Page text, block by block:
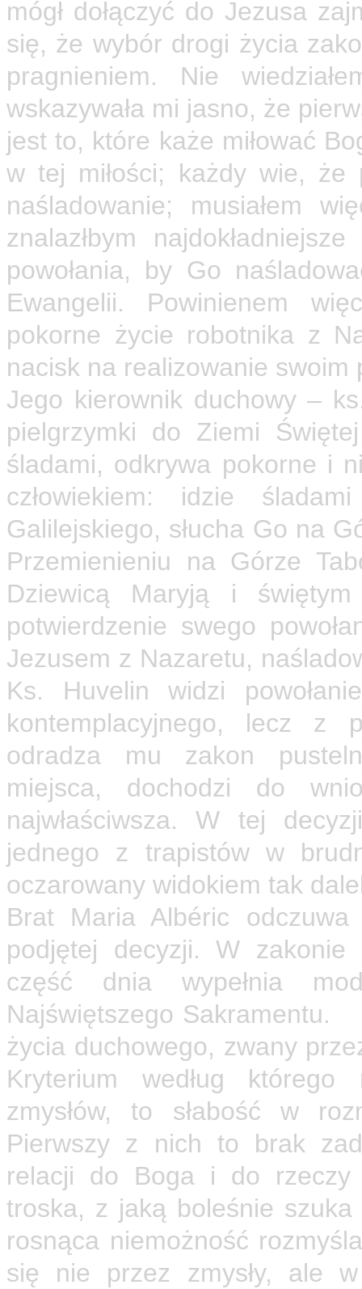
mógł dołączyć do Jezusa
się, że wybór drogi życia
pragnieniem. Nie
wskazywała mi jasno, że
jest to, które każe miłować
w tej miłości; każdy wie, że
naśladowanie; musiałem
znalazłbym
powołania, by Go
Ewangelii. Powinienem
pokorne życie robotnika z
nacisk na realizowanie swoim
Jego kierownik duchowy –
pielgrzymki do Ziemi
śladami, odkrywa pokorne i
człowiekiem: idzie
Galilejskiego, słucha Go na
Przemienieniu na Górze
Dziewicą Maryją i
potwierdzenie swego
Jezusem z Nazaretu,
Ks. Huvelin widzi
kontemplacyjnego, lecz z
odradza mu zakon
miejsca, dochodzi do
najwłaściwsza. W tej
jednego z trapistów w
oczarowany widokiem tak
Brat Maria Albéric
podjętej decyzji. W zakonie
część dnia wypełnia
Najświętszego Sakramentu.
życia duchowego, zwany
Kryterium według
zmysłów, to słabość w
Pierwszy z nich to brak
relacji do Boga i do rzeczy
troska, z jaką boleśnie
rosnąca niemożność
się nie przez zmysły, ale